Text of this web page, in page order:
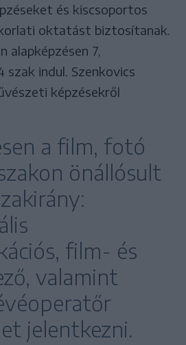
és kiscsoportos
oktatást biztosítanak.
alapképzésen 7,
szak indul. Szenkovics
képzésekről
a film, fotó
önállósult
film- és
valamint
jelentkezni.